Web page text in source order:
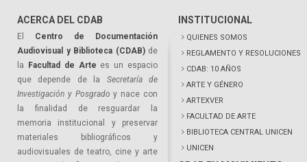
ACERCA DEL CDAB
El Centro de Documentación
Audiovisual y Biblioteca (CDAB)de
la
Facultad de Arte es un espacio
que depende de la Secretaría de
Investigación y Posgrado y nace con
la finalidad de resguardar la
memoria institucional y preservar
materiales bibliográficos y
audiovisuales de teatro, cine y arte
INSTITUCIONAL
QUIENES SOMOS
REGLAMENTO Y RESOLUCIONES
CDAB: 10 AÑOS
ARTE Y GÉNERO
ARTEXVER
FACULTAD DE ARTE
BIBLIOTECA CENTRAL UNICEN
UNICEN